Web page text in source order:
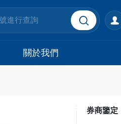
關於我們
券商鑒定